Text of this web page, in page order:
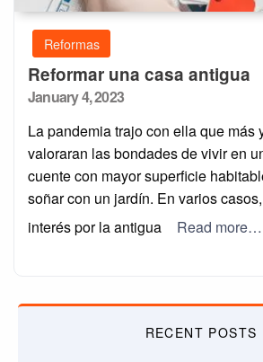
Reformas
Reformar una casa antigua
Posted
January 4, 2023
La pandemia trajo con ella que más
valoraran las bondades de vivir en
cuente con mayor superficie
soñar con un jardín. En varios
interés por la antigua
Read more…
RECENT POSTS